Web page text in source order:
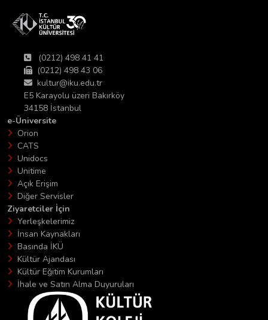
(0212) 498 41 41
(0212) 498 43 06
kultur@iku.edu.tr
E5 Karayolu üzeri Bakırköy
34158 İstanbul
e-Üniversite
Orion
CATS
Unidocs
Unitime
Açık Erişim
Diğer Servisler
Ziyaretciler İçin
Yerleşkelerimiz
İnsan Kaynakları
Basında İKÜ
Kültür Ajandası
Kültür Eğitim Kurumları
İhale ve Satın Alma Duyuruları